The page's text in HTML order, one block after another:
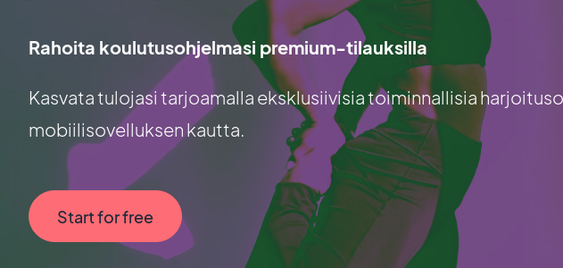
Rahoita koulutusohjelmasi premium-tilauksilla
Kasvata tulojasi tarjoamalla eksklusiivisia toiminnallisia
mobiilisovelluksen kautta.
Start for free